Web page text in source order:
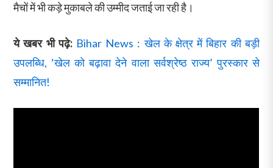
मैचों में भी कड़े मुकाबले की उम्मीद जताई जा रही है।
ये खबर भी पढ़े: Bihar News : खेल के क्षेत्र में बिहार की बड़ी
उपलब्धि, ‘खेल को बढ़ावा देने वाला सर्वश्रेष्ठ राज्य’ पुरस्कार से
सम्मानित!